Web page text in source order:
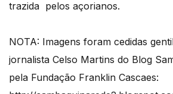
trazida pelos açorianos.
NOTA: Imagens foram cedidas
jornalista Celso Martins do Blog
pela Fundação Franklin Cascaes: